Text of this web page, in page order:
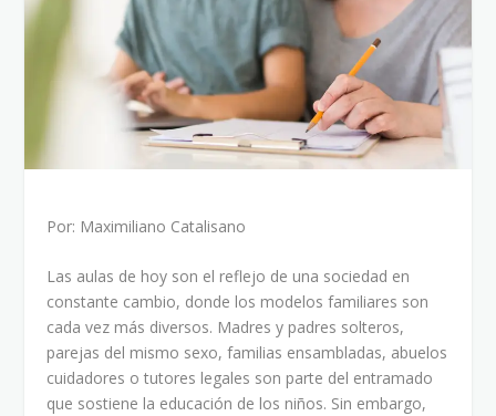
Por: Maximiliano Catalisano
Las aulas de hoy son el reflejo de una sociedad en
constante cambio, donde los modelos familiares son
cada vez más diversos. Madres y padres solteros,
parejas del mismo sexo, familias ensambladas, abuelos
cuidadores o tutores legales son parte del entramado
que sostiene la educación de los niños. Sin embargo,